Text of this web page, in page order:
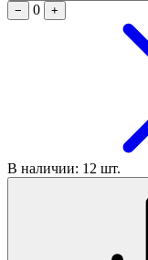
−
0 +
В наличии: 12 шт.